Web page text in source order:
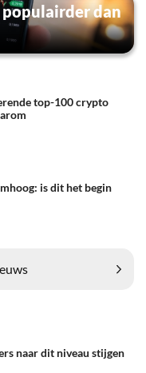
populairder dan
top-100 crypto
is dit het begin
naar dit niveau stijgen